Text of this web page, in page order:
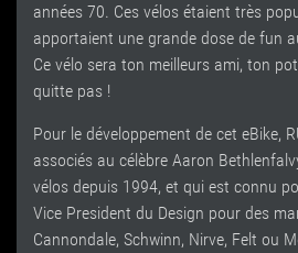
années 70. Ces vélos étaient très
apportaient une grande dose de fun
Ce vélo sera ton meilleurs ami, ton
quitte pas !
Pour le développement de cet eBike,
associés au célèbre Aaron
vélos depuis 1994, et qui est connu
Vice President du Design pour des
Cannondale, Schwinn, Nirve, Felt ou